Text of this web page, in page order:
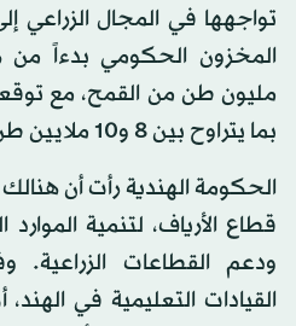
تواجهها في المجال
مليون طن من القمح، مع
بما يتراوح بين 8 و10 ملايين طن خلال العام الحالي.
الحكومة الهندية رأت أن
قطاع الأرياف، لتنمية
ودعم القطاعات
القيادات التعليمية في